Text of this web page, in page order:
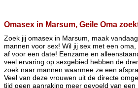
Omasex in Marsum, Geile Oma
Zoek jij omasex in Marsum, maak
mannen voor sex! Wil jij sex met een
af voor een date! Eenzame en
veel ervaring op sexgebied hebben de
zoek naar mannen waarmee ze een
Veel van deze vrouwen uit de directe
tijd geen aanraking meer gevoeld van